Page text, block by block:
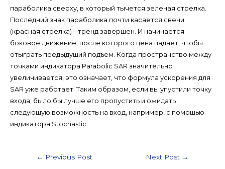
параболика сверху, в который тычется зеленая стрелка.
Последний знак параболика почти касается свечи
(красная стрелка) – тренд завершен. И начинается
боковое движение, после которого цена падает, чтобы
отыграть предыдущий подъем. Когда пространство между
точками индикатора Parabolic SAR значительно
увеличивается, это означает, что формула ускорения для
SAR уже работает. Таким образом, если вы упустили точку
входа, было бы лучше его пропустить и ожидать
следующую возможность на вход, например, с помощью
индикатора Stochastic.
Post
← Previous Post Next Post →